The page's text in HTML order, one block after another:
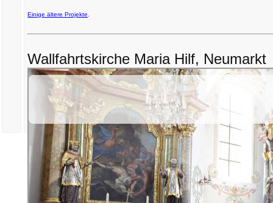
Einige ältere Projekte
Wallfahrtskirche Maria Hilf, Neumarkt